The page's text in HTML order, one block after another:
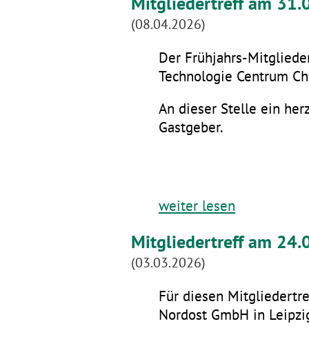
(08.04.2026)
Der Frühjahrs-
Technologie Centrum
An dieser Stelle ein
Gastgeber.
weiter lesen
Mitgliedertreff am
(03.03.2026)
Für diesen
Nordost GmbH in